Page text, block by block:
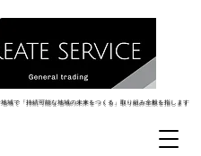
域で「持続可能な地域の未来をつくる」取り組み全般を指します
域で「持続可能な地域の未来をつくる」取り組み全般を指します